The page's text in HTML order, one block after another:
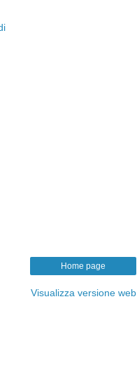
Home page
Visualizza versione web